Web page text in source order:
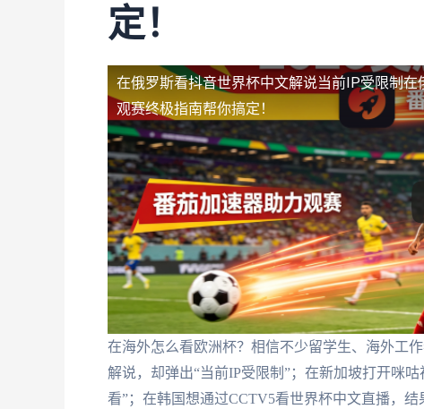
定！
在俄罗斯看抖音世界杯中文解说当前IP受限制在
观赛终极指南帮你搞定！
在海外怎么看欧洲杯？相信不少留学生、海外工
解说，却弹出“当前IP受限制”；在新加坡打开咪
看”；在韩国想通过CCTV5看世界杯中文直播，